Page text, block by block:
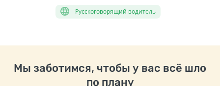
Русскоговорящий водитель
Мы заботимся, чтобы у вас всё шло
по плану